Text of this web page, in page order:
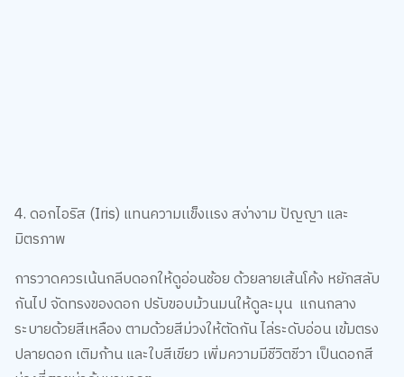
มิตรภาพ
กันไป จัดทรงของดอก ปรับขอบม้วนมนให้ดูละมุน แกนกลาง
ระบายด้วยสีเหลือง ตามด้วยสีม่วงให้ตัดกัน ไล่ระดับอ่อน เข้มตรง
ปลายดอก เติมก้าน และใบสีเขียว เพิ่มความมีชีวิตชีวา เป็นดอกสี
ม่วงที่สวยน่าค้นหามากๆ